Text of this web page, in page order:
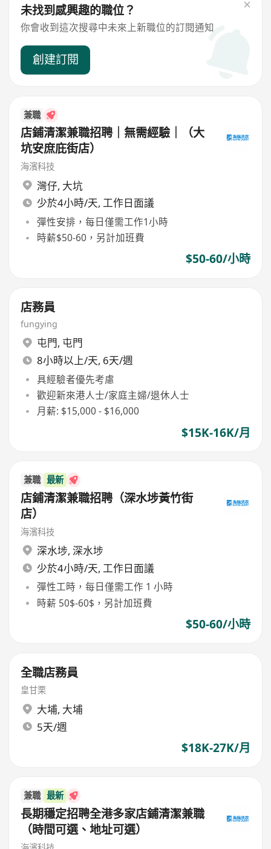
未找到感興趣的職位？
你會收到這次搜尋中未來上新職位的訂閱通知
創建訂閱
兼職
店鋪清潔兼職招聘｜無需經驗｜（大
坑安庶庇街店）
海濱科技
灣仔, 大坑
少於4小時/天, 工作日面議
彈性安排，每日僅需工作1小時
時薪$50-60，另計加班費
$50-60/小時
店務員
fungying
屯門, 屯門
8小時以上/天, 6天/週
具經驗者優先考慮
歡迎新來港人士/家庭主婦/退休人士
月薪: $15,000 - $16,000
$15K-16K/月
兼職 最新
店鋪清潔兼職招聘（深水埗黃竹街
店）
海濱科技
深水埗, 深水埗
少於4小時/天, 工作日面議
彈性工時，每日僅需工作 1 小時
時薪 50$-60$，另計加班費
$50-60/小時
全職店務員
皇甘栗
大埔, 大埔
5天/週
$18K-27K/月
兼職 最新
長期穩定招聘全港多家店鋪清潔兼職
（時間可選、地址可選）